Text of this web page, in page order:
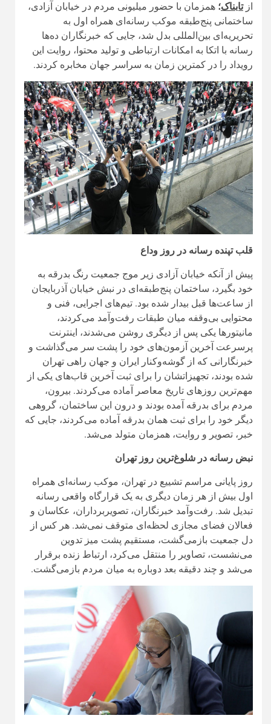
ازتابناک؛ همزمان با حضور میلیونی مردم در خیابان آزادی،
ساختمانی پنج‌طبقه موکب رسانه‌ای همراه اول به
تحریریه‌ای بین‌المللی بدل شد، جایی که خبرنگاران ده‌ها
رسانه با اتکا به امکانات ارتباطی و تولید محتوا، روایت این
رویداد را در کمترین زمان به سراسر جهان مخابره کردند.
قلب تپنده رسانه در روز وداع
پیش از آنکه خیابان آزادی زیر موج جمعیت رنگ بدرقه به
خود بگیرد، ساختمان پنج‌طبقه‌ای در نبش خیابان آذربایجان
از ساعت‌ها قبل بیدار شده بود. تیم‌های اجرایی، فنی و
محتوایی بی‌وقفه میان طبقات رفت‌وآمد می‌کردند،
مانیتورها یکی پس از دیگری روشن می‌شدند، اینترنت
پرسرعت آخرین آزمون‌های خود را پشت سر می‌گذاشت و
خبرنگارانی که از گوشه‌وکنار ایران و جهان راهی تهران
شده بودند، تجهیزاتشان را برای ثبت آخرین قاب‌های یکی از
مهم‌ترین روزهای تاریخ معاصر آماده می‌کردند. بیرون،
مردم برای بدرقه آمده بودند و درون این ساختمان، گروهی
دیگر خود را برای ثبت همان بدرقه آماده می‌کردند، جایی که
خبر، تصویر و روایت، همزمان متولد می‌شد.
نبض رسانه در شلوغ‌ترین روز تهران
روز پایانی مراسم تشییع در تهران، موکب رسانه‌ای همراه
اول بیش از هر زمان دیگری به یک قرارگاه واقعی رسانه
تبدیل شد. رفت‌وآمد خبرنگاران، تصویربرداران، عکاسان و
فعالان فضای مجازی لحظه‌ای متوقف نمی‌شد. هر کس از
دل جمعیت بازمی‌گشت، مستقیم پشت میز تدوین
می‌نشست، تصاویر را منتقل می‌کرد، ارتباط زنده برقرار
می‌شد و چند دقیقه بعد دوباره به میان مردم بازمی‌گشت.